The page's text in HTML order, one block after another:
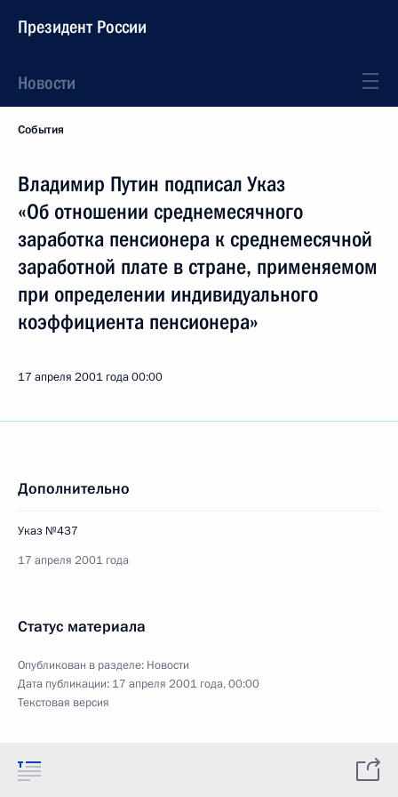
Президент России
Новости
События
Владимир Путин подписал Указ
«Об отношении среднемесячного
заработка пенсионера к среднемесячной
заработной плате в стране, применяемом
при определении индивидуального
коэффициента пенсионера»
17 апреля 2001 года00:00
Дополнительно
Указ №437
17 апреля 2001 года
Статус материала
Опубликован в разделе: Новости
Дата публикации: 17 апреля 2001 года, 00:00
Текстовая версия